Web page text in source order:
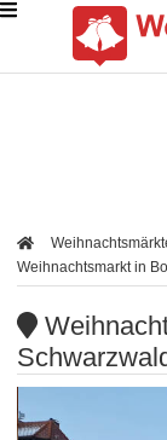
Weihnachtsmarkt in